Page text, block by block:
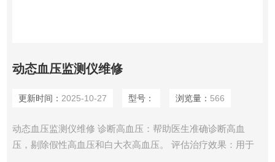
动态血压监测仪维修
更新时间： 2025-10-27 型号： 浏览量： 566
动态血压监测仪维修 诊断高血压：帮助医生准确诊断高血
压，剔除假性高血压和白大衣高血压。 评估治疗效果：用于